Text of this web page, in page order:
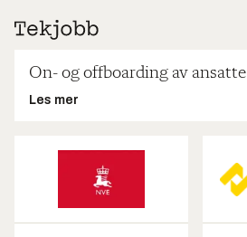
On- og offboarding av ansatte
Les mer